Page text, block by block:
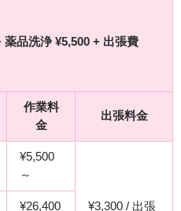
薬品洗浄 ¥5,500 + 出張費
作業料
金
出張料金
¥5,500
～
¥3,300 / 出張
¥26,400